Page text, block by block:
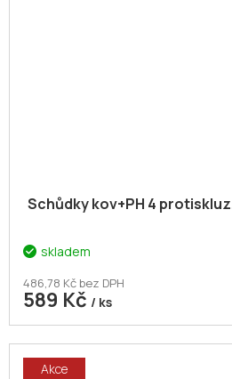
Schůdky kov+PH 4
skladem
486,78 Kč bez DPH
589 Kč / ks
Akce